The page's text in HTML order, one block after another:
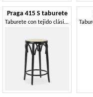
Praga 415 S taburete
Taburete con tejido clásico de paja vienesa